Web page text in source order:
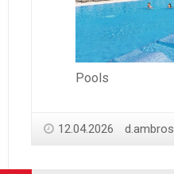
Pools
12.04.2026 d.ambros